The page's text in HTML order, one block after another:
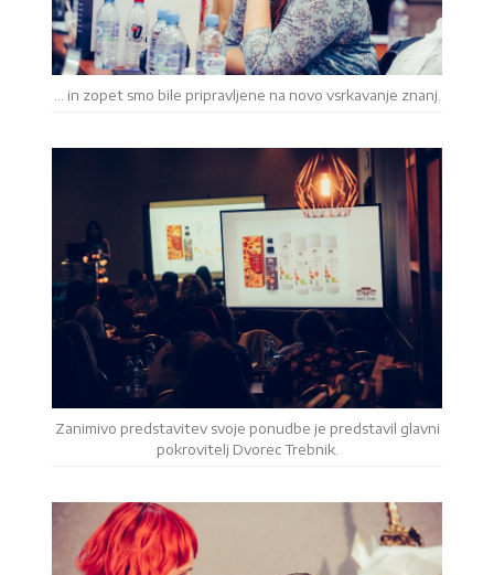
… in zopet smo bile pripravljene na novo vsrkavanje znanj.
Zanimivo predstavitev svoje ponudbe je predstavil glavni
pokrovitelj Dvorec Trebnik.